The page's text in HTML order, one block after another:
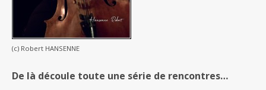
(c) Robert HANSENNE
De là découle toute une série de rencontres…